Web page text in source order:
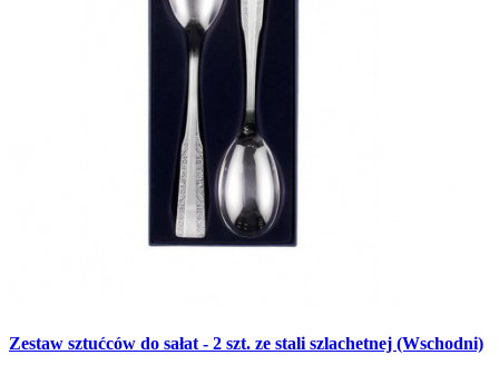
Zestaw sztućców do sałat - 2 szt. ze stali szlachetnej (Wschodni)